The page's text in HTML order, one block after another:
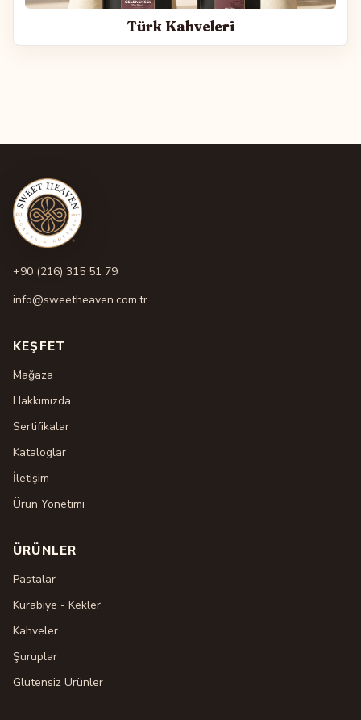
Türk Kahveleri
+90 (216) 315 51 79
info@sweetheaven.com.tr
KEŞFET
Mağaza
Hakkımızda
Sertifikalar
Kataloglar
İletişim
Ürün Yönetimi
ÜRÜNLER
Pastalar
Kurabiye - Kekler
Kahveler
Şuruplar
Glutensiz Ürünler